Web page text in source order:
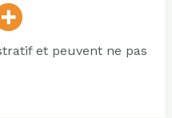
et peuvent ne pas